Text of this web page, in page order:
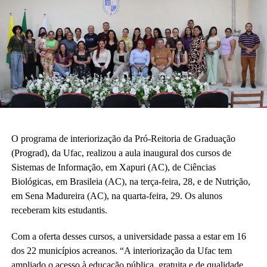
O programa de interiorização da Pró-Reitoria de Graduação
(Prograd), da Ufac, realizou a aula inaugural dos cursos de
Sistemas de Informação, em Xapuri (AC), de Ciências
Biológicas, em Brasileia (AC), na terça-feira, 28, e de Nutrição,
em Sena Madureira (AC), na quarta-feira, 29. Os alunos
receberam kits estudantis.
Com a oferta desses cursos, a universidade passa a estar em 16
dos 22 municípios acreanos. “A interiorização da Ufac tem
ampliado o acesso à educação pública, gratuita e de qualidade